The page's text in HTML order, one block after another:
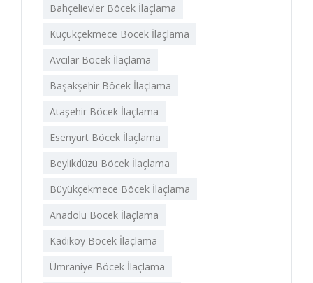
Bahçelievler Böcek İlaçlama
Küçükçekmece Böcek İlaçlama
Avcılar Böcek İlaçlama
Başakşehir Böcek İlaçlama
Ataşehir Böcek İlaçlama
Esenyurt Böcek İlaçlama
Beylikdüzü Böcek İlaçlama
Büyükçekmece Böcek İlaçlama
Anadolu Böcek İlaçlama
Kadıköy Böcek İlaçlama
Ümraniye Böcek İlaçlama